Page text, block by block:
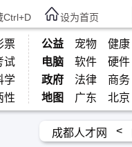
Ctrl+D 设为首页
票
试
学
性
公益 宠物 健康
电脑
软件 硬件
政府
法律 商务
地图
广东 北京
成都人才网 <